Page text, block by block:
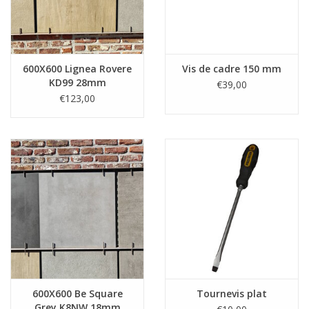
600X600 Lignea Rovere
KD99 28mm
€123,00
Vis de cadre 150 mm
€39,00
600X600 Be Square
Tournevis plat